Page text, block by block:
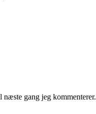
gang jeg kommenterer.